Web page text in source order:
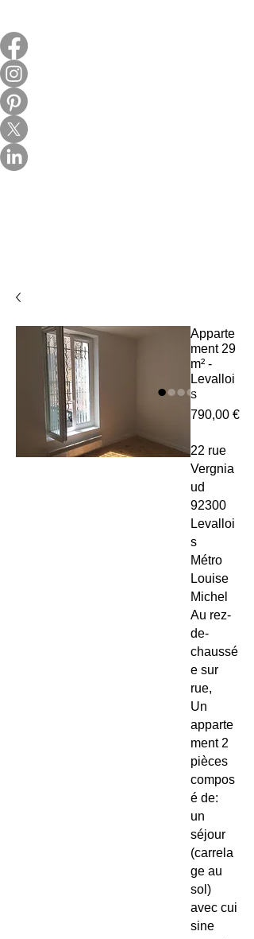
Apparte
ment 29
m² -
Levalloi
s
790,00 €Prix
22 rue
Vergnia
ud
92300
Levalloi
s
Métro
Louise
Michel
Au rez-
de-
chaussé
e sur
rue,
Un
apparte
ment 2
pièces
compos
é de:
un
séjour
(carrela
ge au
sol)
avec cui
sine